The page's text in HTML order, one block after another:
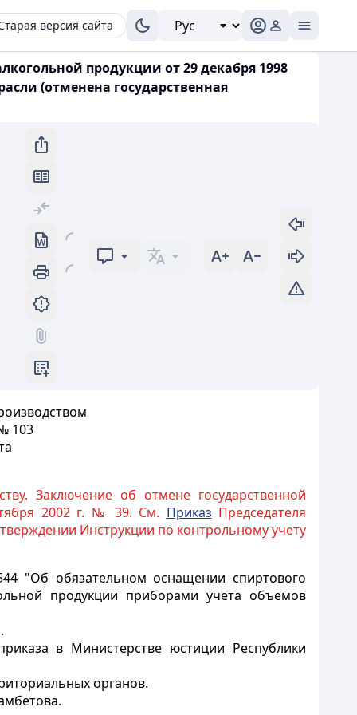
версия сайта
продукции от 29 декабря 1998
(отменена государственная
103
Заключение об отмене государственной
2002 г. № 39. См. Приказ Председателя
Инструкции по контрольному учету
"Об обязательном оснащении спиртового
продукции приборами учета объемов
в Министерстве юстиции Республики
органов.